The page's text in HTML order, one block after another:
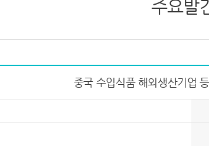
주요발
중국 수입식품 해외생산기업